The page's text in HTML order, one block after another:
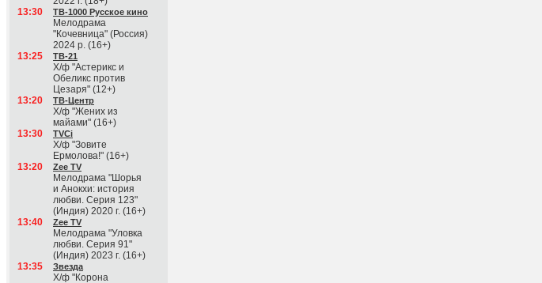
13:30
ТВ-1000 Русское кино
Мелодрама
"Кочевница" (Россия)
2024 р. (16+)
13:25
ТВ-21
Х/ф "Астерикс и
Обеликс против
Цезаря" (12+)
13:20
ТВ-Центр
Х/ф "Жених из
майами" (16+)
13:30
TVCi
Х/ф "Зовите
Ермолова!" (16+)
13:20
Zee TV
Мелодрама "Шорья
и Анокхи: история
любви. Серия 123"
(Индия) 2020 г. (16+)
13:40
Zee TV
Мелодрама "Уловка
любви. Серия 91"
(Индия) 2023 г. (16+)
13:35
Звезда
Х/ф "Корона